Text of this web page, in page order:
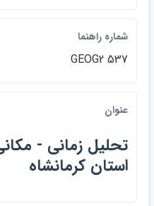
شماره راهنما
GEOG2 537
عنوان
تحليل زماني -
استان كرمانشاه